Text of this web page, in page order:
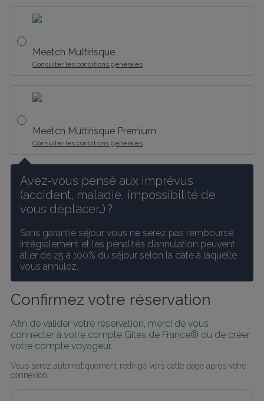
Meetch Multirisque
Consulter les conditions générales
Meetch Multirisque Premium
Consulter les conditions générales
Avez-vous pensé aux imprévus
(accident, maladie, impossibilité de
vous déplacer…) ?
Sans garantie séjour vous ne serez pas remboursé
intégralement et les pénalités d’annulation peuvent
aller de 25 à 100% du séjour selon la date à laquelle
vous annulez.
Confirmez votre réservation
Afin de valider votre réservation, merci de vous
connecter à votre compte Gîtes de France® ou de créer
votre compte voyageur.
Vous serez automatiquement redirigé vers cette page après votre
connexion.